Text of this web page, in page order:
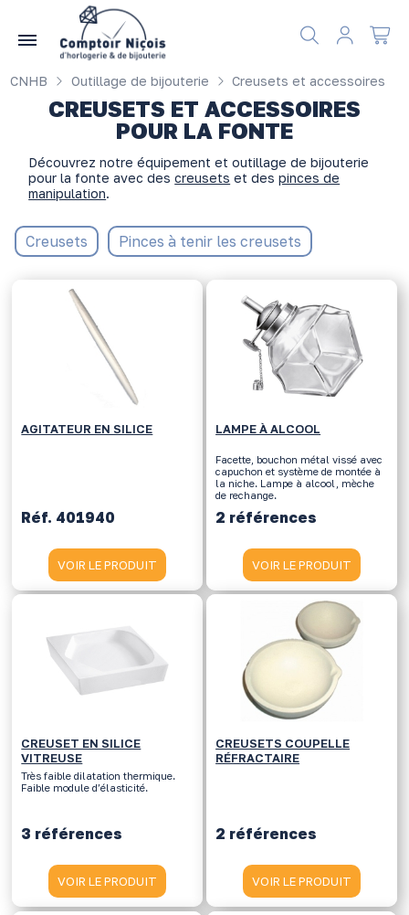
CNHB Outillage de bijouterie Creusets et accessoires
CREUSETS ET ACCESSOIRES
POUR LA FONTE
Découvrez notre équipement et outillage de bijouterie
pour la fonte avec descreusets et despinces de
manipulation.
Creusets Pinces à tenir les creusets
AGITATEUR EN SILICE
Réf. 401940
VOIR LE PRODUIT
LAMPE À ALCOOL
Facette, bouchon métal vissé avec
capuchon et système de montée à
la niche. Lampe à alcool, mèche
de rechange.
2 références
VOIR LE PRODUIT
CREUSET EN SILICE
VITREUSE
Très faible dilatation thermique.
Faible module d’élasticité.
3 références
VOIR LE PRODUIT
CREUSETS COUPELLE
RÉFRACTAIRE
2 références
VOIR LE PRODUIT
Gérer les préférences en matière de cookies